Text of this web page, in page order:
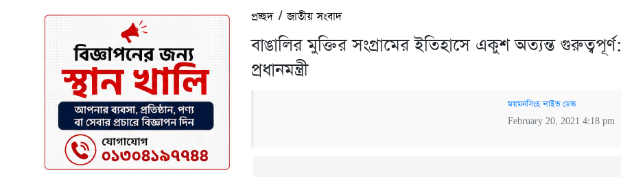
প্রচ্ছদ/জাতীয় সংবাদ
বাঙালির মুক্তির সংগ্রামের ইতিহাসে একুশ অত্যন্ত গুরুত্বপূর্ণ:
প্রধানমন্ত্রী
ময়মনসিংহ লাইভ ডেস্ক
February 20, 2021 4:18 pm